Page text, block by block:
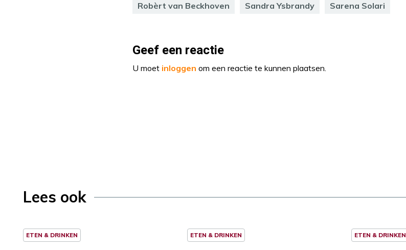
Robèrt van Beckhoven Sandra Ysbrandy Sarena Solari
Geef een reactie
U moet inloggen om een reactie te kunnen plaatsen.
Lees ook
ETEN & DRINKEN ETEN & DRINKEN ETEN & DRINKEN